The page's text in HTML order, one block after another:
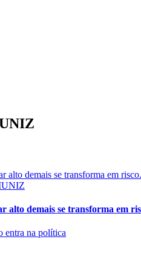
alto demais se transforma em